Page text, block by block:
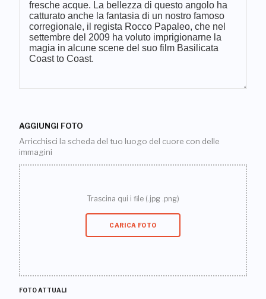
AGGIUNGI FOTO
Arricchisci la scheda del tuo luogo del cuore con delle
immagini
Trascina qui i file (.jpg .png)
CARICA FOTO
FOTO ATTUALI